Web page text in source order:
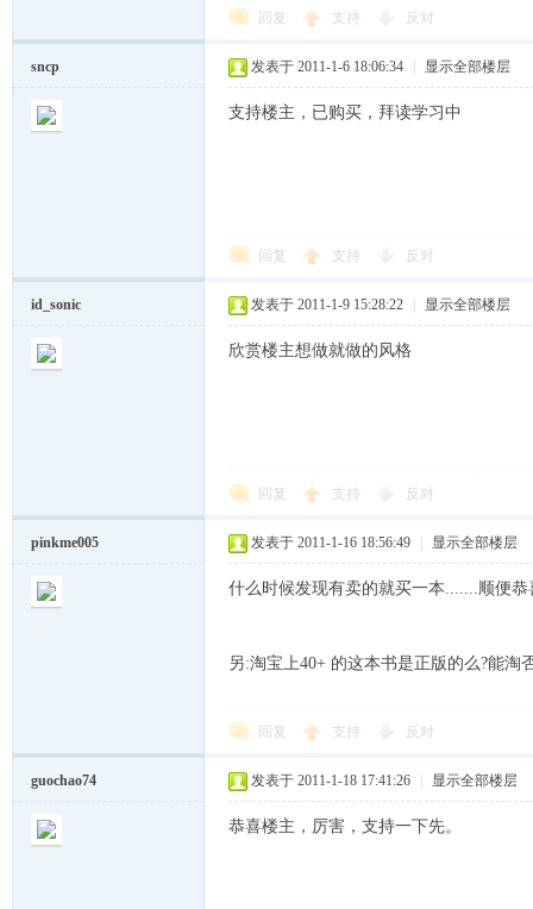
回复 支持 反对
sncp 发表于 2011-1-6 18:06:34 显示全部楼层
支持楼主，已购买，拜读学习中
回复 支持 反对
id_sonic 发表于 2011-1-9 15:28:22 显示全部楼层
欣赏楼主想做就做的风格
回复 支持 反对
pinkme005 发表于 2011-1-16 18:56:49 显示全部楼层
什么时候发现有卖的就买一本.......顺便
另:淘宝上40+ 的这本书是正版的么?能淘
回复 支持 反对
guochao74 发表于 2011-1-18 17:41:26 显示全部楼层
恭喜楼主，厉害，支持一下先。